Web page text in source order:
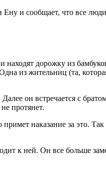
и сообщает, что все
дорожку из
из жительниц (та,
он встречается с
протянет.
наказание за это.
к ней. Он все больше